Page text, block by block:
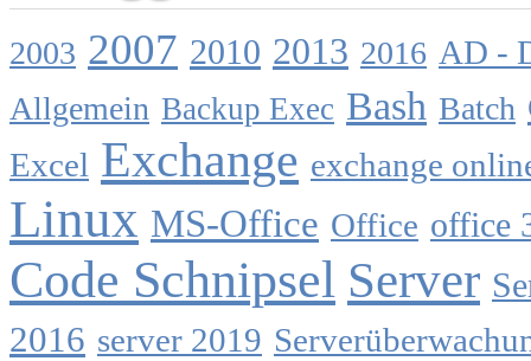
2003 2007 2010 2013 2016 AD -
Allgemein Backup Exec Bash Batch
Excel Exchange exchange
Linux MS-Office Office office
Code Schnipsel Server
2016 server 2019